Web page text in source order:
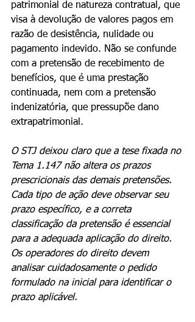
patrimonial de natureza contratual, que
visa à devolução de valores pagos em
razão de desistência, nulidade ou
pagamento indevido. Não se confunde
com a pretensão de recebimento de
benefícios, que é uma prestação
continuada, nem com a pretensão
indenizatória, que pressupõe dano
extrapatrimonial.
O STJ deixou claro que a tese fixada no
Tema 1.147 não altera os prazos
prescricionais das demais pretensões.
Cada tipo de ação deve observar seu
prazo específico, e a correta
classificação da pretensão é essencial
para a adequada aplicação do direito.
Os operadores do direito devem
analisar cuidadosamente o pedido
formulado na inicial para identificar o
prazo aplicável.